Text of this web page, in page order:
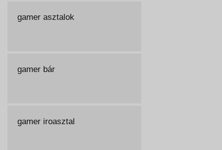
gamer asztalok
gamer bár
gamer iroasztal